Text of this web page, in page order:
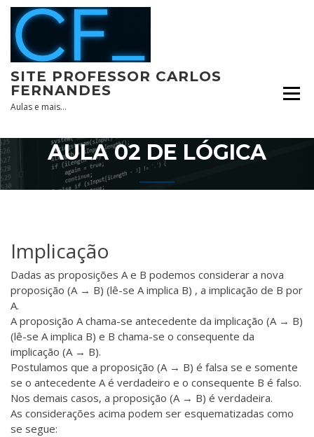
Skip
content
SITE PROFESSOR CARLOS
FERNANDES
Aulas e mais…
AULA 02 DE LÓGICA
Implicação
Dadas as proposições A e B podemos considerar a nova
proposição (A → B) (lê-se A implica B) , a implicação de B por
A.
A proposição A chama-se antecedente da implicação (A → B)
(lê-se A implica B) e B chama-se o consequente da
implicação (A → B).
Postulamos que a proposição (A → B) é falsa se e somente
se o antecedente A é verdadeiro e o consequente B é falso.
Nos demais casos, a proposição (A → B) é verdadeira.
As considerações acima podem ser esquematizadas como
se segue: